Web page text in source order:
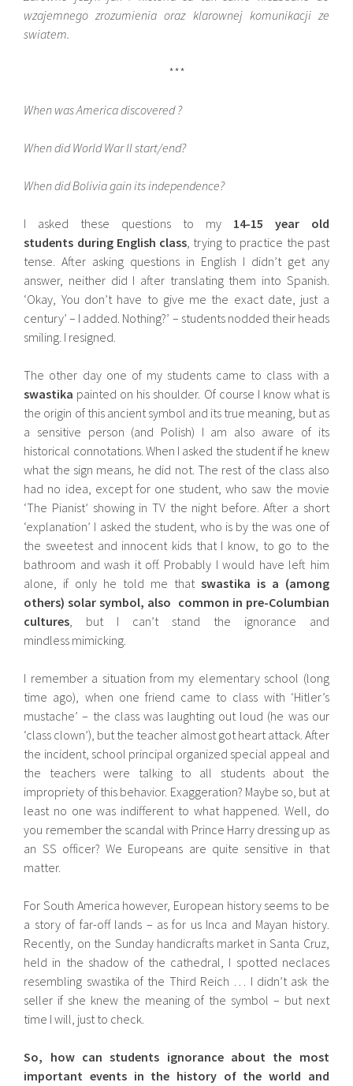
wzajemnego zrozumienia oraz klarownej komunikacji ze
swiatem.
***
When was America discovered ?
When did World War II start/end?
When did Bolivia gain its independence?
I asked these questions to my 14-15 year old
students during English class, trying to practice the past
tense. After asking questions in English I didn’t get any
answer, neither did I after translating them into Spanish.
‘Okay, You don’t have to give me the exact date, just a
century’ – I added. Nothing?’ – students nodded their heads
smiling. I resigned.
The other day one of my students came to class with a
swastika painted on his shoulder. Of course I know what is
the origin of this ancient symbol and its true meaning, but as
a sensitive person (and Polish) I am also aware of its
historical connotations. When I asked the student if he knew
what the sign means, he did not. The rest of the class also
had no idea, except for one student, who saw the movie
‘The Pianist’ showing in TV the night before. After a short
‘explanation’ I asked the student, who is by the was one of
the sweetest and innocent kids that I know, to go to the
bathroom and wash it off. Probably I would have left him
alone, if only he told me that swastika is a (among
others) solar symbol, also common in pre-Columbian
cultures, but I can’t stand the ignorance and
mindless mimicking.
I remember a situation from my elementary school (long
time ago), when one friend came to class with ‘Hitler’s
mustache’ – the class was laughting out loud (he was our
‘class clown’), but the teacher almost got heart attack. After
the incident, school principal organized special appeal and
the teachers were talking to all students about the
impropriety of this behavior. Exaggeration? Maybe so, but at
least no one was indifferent to what happened. Well, do
you remember the scandal with Prince Harry dressing up as
an SS officer? We Europeans are quite sensitive in that
matter.
For South America however, European history seems to be
a story of far-off lands – as for us Inca and Mayan history.
Recently, on the Sunday handicrafts market in Santa Cruz,
held in the shadow of the cathedral, I spotted neclaces
resembling swastika of the Third Reich … I didn’t ask the
seller if she knew the meaning of the symbol – but next
time I will, just to check.
So, how can students ignorance about the most
important events in the history of the world and